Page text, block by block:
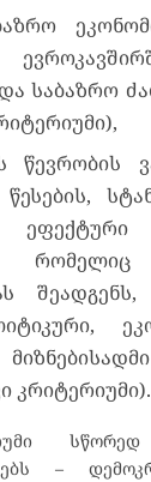
საბაზრო
წევრობის
რომელიც
კრიტერიუმი).
სწორედ
–